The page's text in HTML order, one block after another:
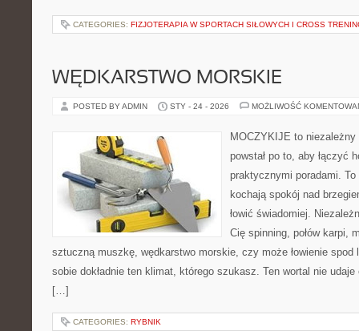
CATEGORIES: FIZJOTERAPIA W SPORTACH SIŁOWYCH I CROSS
WĘDKARSTWO MORSKIE
POSTED BY ADMIN STY - 24 - 2026 MOŻLIWOŚĆ
MOCZYKIJE to
powstał po to, aby łączyć
praktycznymi poradami.
kochają spokój nad
łowić świadomiej.
Cię spinning, połów karpi,
sztuczną muszkę, wędkarstwo morskie, czy może łowienie spod
sobie dokładnie ten klimat, którego szukasz. Ten wortal nie
[…]
CATEGORIES: RYBNIK